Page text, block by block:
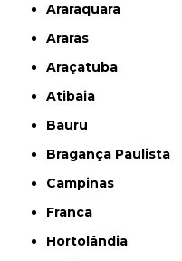
Araraquara
Araras
Araçatuba
Atibaia
Bauru
Bragança Paulista
Campinas
Franca
Hortolândia